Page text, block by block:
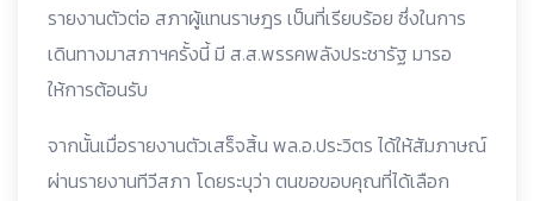
รายงานตัวต่อ สภาผู้แทนราษฎร เป็นที่เรียบร้อย ซึ่งในการ
เดินทางมาสภาฯครั้งนี้ มี ส.ส.พรรคพลังประชารัฐ มารอ
ให้การต้อนรับ
จากนั้นเมื่อรายงานตัวเสร็จสิ้น พล.อ.ประวิตร ได้ให้สัมภาษณ์
ผ่านรายงานทีวีสภา โดยระบุว่า ตนขอขอบคุณที่ได้เลือก